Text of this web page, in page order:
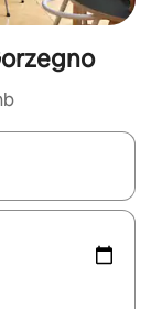
รวจผลการค้นหา